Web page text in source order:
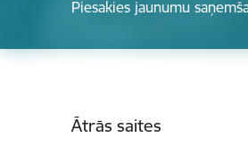
Piesakies jaunumu
Ātrās saites